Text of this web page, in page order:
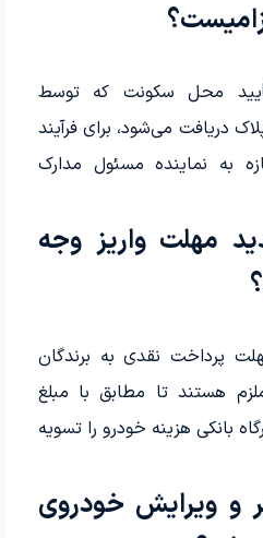
محل سکونت که توسط
دریافت می‌شود، برای فرآیند
به نماینده مسئول مدارک
مهلت واریز وجه
پرداخت نقدی به برندگان
هستند تا مطابق با مبلغ
بانکی هزینه خودرو را تسویه
و ویرایش خودروی